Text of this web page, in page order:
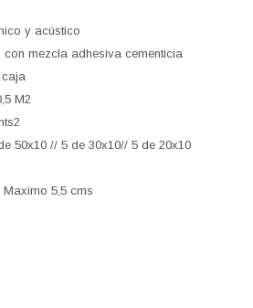
y acústico
mezcla adhesiva cementicia
caja
M2
50x10 // 5 de 30x10// 5 de 20x10
5,5 cms